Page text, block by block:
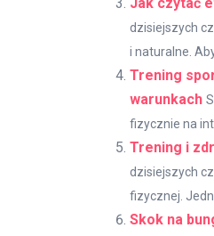
dzisiejszych
i naturalne.
Trening
warunkach
fizycznie na
Trening i
dzisiejszych
fizycznej.
Skok na